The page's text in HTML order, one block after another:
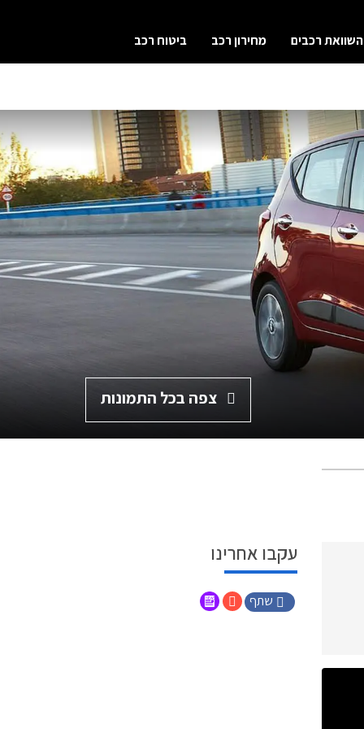
השוואת רכבים מחירון רכב ביטוח רכב
צפה בכל התמונות
עקבו אחרינו
שתף